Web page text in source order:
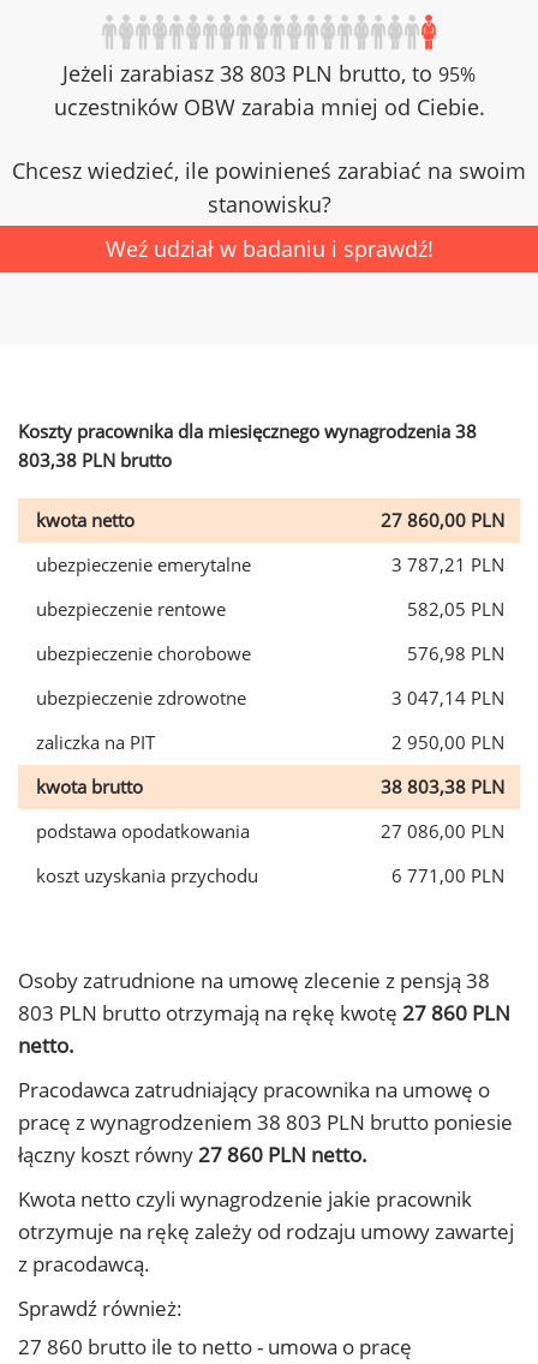
Jeżeli zarabiasz 38 803 PLN brutto, to 95%
uczestników OBW zarabia mniej od Ciebie.
Chcesz wiedzieć, ile powinieneś zarabiać na swoim
stanowisku?
Weź udział w badaniu i sprawdź!
Koszty pracownika dla miesięcznego wynagrodzenia 38
803,38 PLN brutto
kwota netto
27 860,00 PLN
ubezpieczenie emerytalne
3 787,21 PLN
ubezpieczenie rentowe
582,05 PLN
ubezpieczenie chorobowe
576,98 PLN
ubezpieczenie zdrowotne
3 047,14 PLN
zaliczka na PIT
2 950,00 PLN
kwota brutto
38 803,38 PLN
podstawa opodatkowania
27 086,00 PLN
koszt uzyskania przychodu
6 771,00 PLN
Osoby zatrudnione na umowę zlecenie z pensją 38
803 PLN brutto otrzymają na rękę kwotę 27 860 PLN
netto.
Pracodawca zatrudniający pracownika na umowę o
pracę z wynagrodzeniem 38 803 PLN brutto poniesie
łączny koszt równy27 860 PLN netto.
Kwota netto czyli wynagrodzenie jakie pracownik
otrzymuje na rękę zależy od rodzaju umowy zawartej
z pracodawcą.
Sprawdź również:
27 860 brutto ile to netto - umowa o pracę